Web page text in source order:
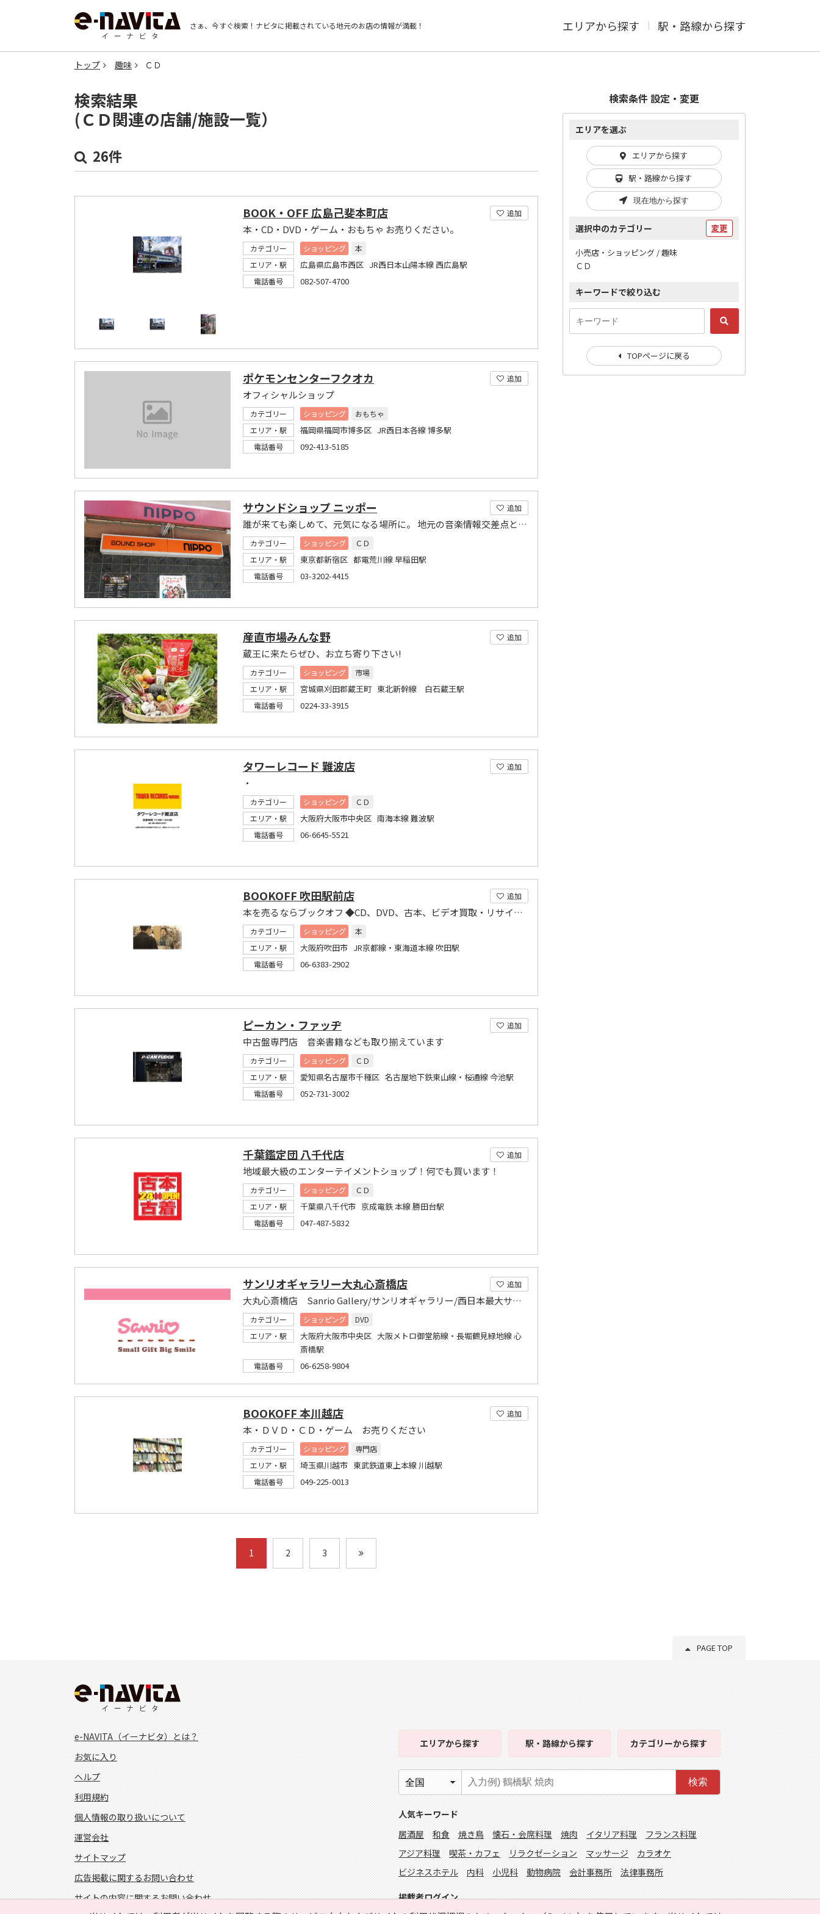
さぁ、今すぐ検索！ ナビタに掲載されている地元のお店の情報が満載！ エリアから探す 駅・路線から探す
トップ 趣味 ＣＤ
検索結果
(ＣＤ関連の店舗/施設一覧）
26件
追加
BOOK・OFF 広島己斐本町店
本・CD・DVD・ゲーム・おもちゃ お売りください。
カテゴリー ショッピング
本
エリア・駅
広島県広島市西区 JR西日本山陽本線 西広島駅
電話番号 082-507-4700
追加
ポケモンセンターフクオカ
オフィシャルショップ
カテゴリー ショッピング
おもちゃ
エリア・駅
福岡県福岡市博多区 JR西日本各線 博多駅
電話番号 092-413-5185
追加
サウンドショップ ニッポー
誰が来ても楽しめて、元気になる場所に。 地元の音楽情報交差点として信頼されています。
カテゴリー ショッピング
ＣＤ
エリア・駅
東京都新宿区 都電荒川線 早稲田駅
電話番号 03-3202-4415
追加
産直市場みんな野
蔵王に来たらぜひ、お立ち寄り下さい!
カテゴリー ショッピング
市場
エリア・駅
宮城県刈田郡蔵王町 東北新幹線 白石蔵王駅
電話番号 0224-33-3915
追加
タワーレコード 難波店
・
カテゴリー ショッピング
ＣＤ
エリア・駅
大阪府大阪市中央区 南海本線 難波駅
電話番号 06-6645-5521
追加
BOOKOFF 吹田駅前店
本を売るならブックオフ ◆CD、DVD、古本、ビデオ買取・リサイクル◆
カテゴリー ショッピング
本
エリア・駅
大阪府吹田市 JR京都線・東海道本線 吹田駅
電話番号 06-6383-2902
追加
ピーカン・ファッヂ
中古盤専門店 音楽書籍なども取り揃えています
カテゴリー ショッピング
ＣＤ
エリア・駅
愛知県名古屋市千種区 名古屋地下鉄東山線・桜通線 今池駅
電話番号 052-731-3002
追加
千葉鑑定団 八千代店
地域最大級のエンターテイメントショップ！何でも買います！
カテゴリー ショッピング
ＣＤ
エリア・駅
千葉県八千代市 京成電鉄 本線 勝田台駅
電話番号 047-487-5832
追加
サンリオギャラリー大丸心斎橋店
大丸心斎橋店 Sanrio Gallery/サンリオギャラリー/西日本最大サンリオショップ
カテゴリー ショッピング
DVD
エリア・駅
大阪府大阪市中央区 大阪メトロ御堂筋線・長堀鶴見緑地線 心
斎橋駅
電話番号 06-6258-9804
追加
BOOKOFF 本川越店
本・ＤＶＤ・ＣＤ・ゲーム お売りください
カテゴリー ショッピング
専門店
エリア・駅
埼玉県川越市 東武鉄道東上本線 川越駅
電話番号 049-225-0013
1 2 3
検索条件 設定・変更
エリアを選ぶ
エリアから探す
駅・路線から探す
現在地から探す
選択中のカテゴリー 変更
小売店・ショッピング / 趣味
ＣＤ
キーワードで絞り込む
TOPページに戻る
PAGE TOP
e-NAVITA（イーナビタ）とは？
お気に入り
ヘルプ
利用規約
個人情報の取り扱いについて
運営会社
サイトマップ
広告掲載に関するお問い合わせ
サイトの内容に関するお問い合わせ
エリアから探す 駅・路線から探す カテゴリーから探す
検索
人気キーワード
居酒屋
和食 焼き鳥 懐石・会席料理 焼肉 イタリア料理
フランス料理
アジア料理
喫茶・カフェ リラクゼーション マッサージ
カラオケ
ビジネスホテル
内科 小児科 動物病院 会計事務所 法律事務所
掲載者ログイン